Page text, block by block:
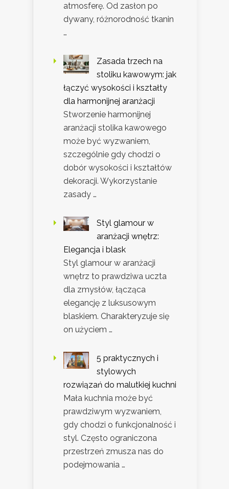
atmosferę. Od zasłon po
dywany, różnorodność tkanin
…
Zasada trzech na
stoliku kawowym: jak
łączyć wysokości i kształty
dla harmonijnej aranżacji
Stworzenie harmonijnej
aranżacji stolika kawowego
może być wyzwaniem,
szczególnie gdy chodzi o
dobór wysokości i kształtów
dekoracji. Wykorzystanie
zasady …
Styl glamour w
aranżacji wnętrz:
Elegancja i blask
Styl glamour w aranżacji
wnętrz to prawdziwa uczta
dla zmysłów, łącząca
elegancję z luksusowym
blaskiem. Charakteryzuje się
on użyciem …
5 praktycznych i
stylowych
rozwiązań do malutkiej kuchni
Mała kuchnia może być
prawdziwym wyzwaniem,
gdy chodzi o funkcjonalność i
styl. Często ograniczona
przestrzeń zmusza nas do
podejmowania …